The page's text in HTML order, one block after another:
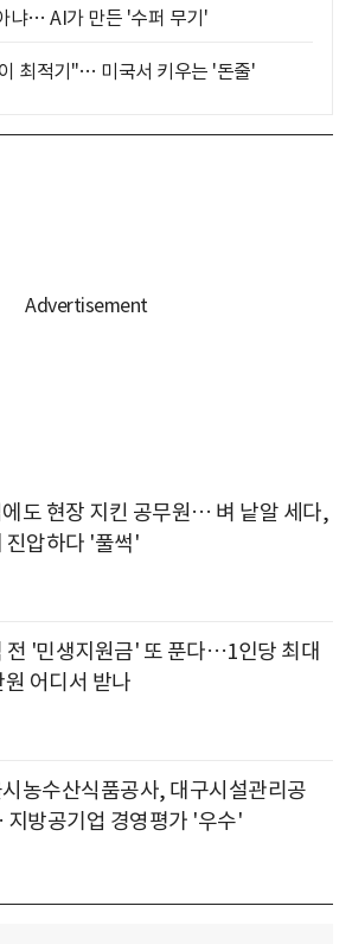
냐… AI가 만든 '수퍼 무기'
최적기"… 미국서 키우는 '돈줄'
도 현장 지킨 공무원… 벼 낱알 세다,
진압하다 '풀썩'
전 '민생지원금' 또 푼다…1인당 최대
어디서 받나
농수산식품공사, 대구시설관리공
방공기업 경영평가 '우수'